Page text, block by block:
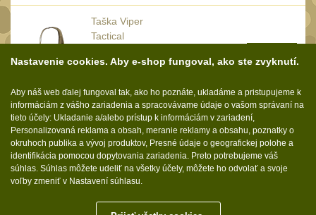
DOPLŇKY (398)
Ramenní popruhy a
vycpávky 10
Karabiny a přezky 75
Kroužky, šňůrky,
koncovky25
Nášivky104
Samonavíjecí držáky
Taška Viper
Tactical
23x21x7cm
NA SKLADE
14.80€s DPH KÚPIŤ
Sledujte nás:
Nastavenie cookies. Aby e-shop fungoval, ako ste zvyknutí.
Aby náš web ďalej fungoval tak, ako ho poznáte, ukladáme a pristupujeme k
informáciám z vášho zariadenia a spracovávame údaje o vašom správaní na
tieto účely: Ukladanie a/alebo prístup k informáciám v zariadení,
Personalizovaná reklama a obsah, meranie reklamy a obsahu, poznatky o
okruhoch publika a vývoj produktov, Presné údaje o geografickej polohe a
identifikácia pomocou dopytovania zariadenia. Preto potrebujeme váš
súhlas. Súhlas môžete udeliť na všetky účely, môžete ho odvolať a svoje
voľby zmeniť v Nastavení súhlasu.